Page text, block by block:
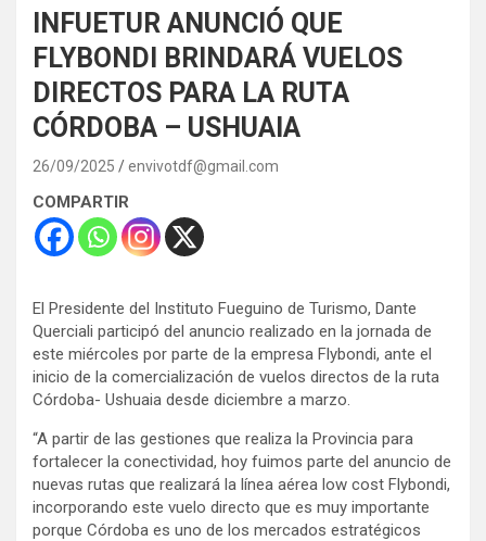
INFUETUR ANUNCIÓ QUE
FLYBONDI BRINDARÁ VUELOS
DIRECTOS PARA LA RUTA
CÓRDOBA – USHUAIA
26/09/2025 envivotdf@gmail.com
COMPARTIR
El Presidente del Instituto Fueguino de Turismo, Dante
Querciali participó del anuncio realizado en la jornada de
este miércoles por parte de la empresa Flybondi, ante el
inicio de la comercialización de vuelos directos de la ruta
Córdoba- Ushuaia desde diciembre a marzo.
“A partir de las gestiones que realiza la Provincia para
fortalecer la conectividad, hoy fuimos parte del anuncio de
nuevas rutas que realizará la línea aérea low cost Flybondi,
incorporando este vuelo directo que es muy importante
porque Córdoba es uno de los mercados estratégicos